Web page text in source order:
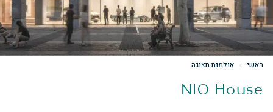
ראשי אולמות תצוגה
NIO House